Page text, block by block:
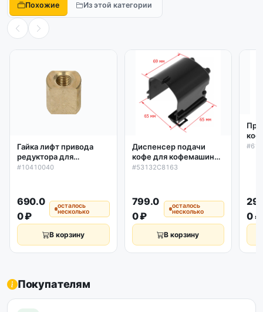
Похожие Из этой категории
Гайка лифт привода
редуктора для
кофемашин DeLonghi
#10410040
690.0
0 ₽
осталось
несколько
В корзину
Диспенсер подачи
кофе для кофемашины
DeLonghi серии
Magnifica.
#53132C8163
799.0
0 ₽
осталось
несколько
В корзину
0 ₽
Покупателям